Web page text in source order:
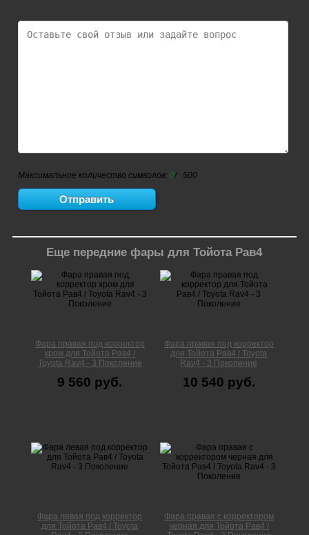
Максимальное количество символов: 0/ 500
Еще передние фары для Тойота Рав4
Фара правая под корректор
хром для Тойота Рав4 /
Toyota Rav4 - 3 Поколение
9 560 руб.
Фара правая под корректор
для Тойота Рав4 / Toyota
Rav4 - 3 Поколение
10 540 руб.
Фара левая под корректор
для Тойота Рав4 / Toyota
Фара правая с корректором
черная для Тойота Рав4 /